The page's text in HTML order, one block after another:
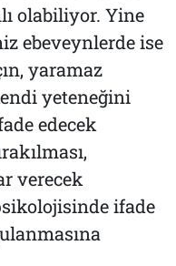
olabiliyor. Yine
ebeveynlerde ise
yaramaz
yeteneğini
edecek
verecek
ifade